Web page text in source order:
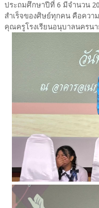
ประถมศึกษาปีที่ 6 มีจำนวน
สำเร็จของศิษย์ทุกคน คือคว
คุณครูโรงเรียนอนุบาลนครน